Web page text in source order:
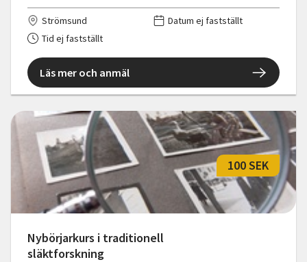
Strömsund
Datum ej fastställt
Tid ej fastställt
Läs mer och anmäl
Nybörjarkurs i traditionell
släktforskning
100 SEK